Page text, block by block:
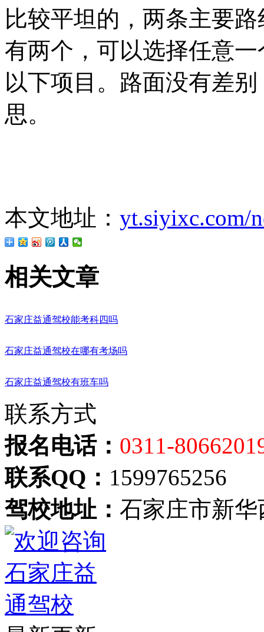
比较平坦的，两条主要
有两个，可以选择任意
以下项目。路面没有差
思。
本文地址： yt.siyixc.com/
相关文章
石家庄益通驾校能考科四吗
石家庄益通驾校在哪有考场吗
石家庄益通驾校有班车吗
联系方式
报名电话： 0311-
联系QQ： 1599765256
驾校地址： 石家庄市新